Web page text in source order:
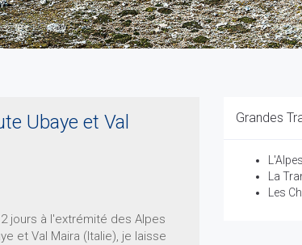
Ubaye et Val
jours à l'extrémité des Alpes
et Val Maira (Italie), je laisse
Grandes
La
Les